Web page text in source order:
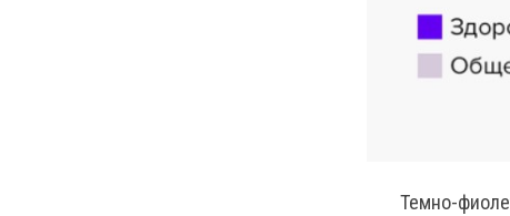
Темно-